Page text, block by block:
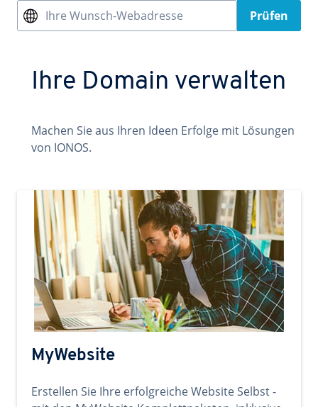
Ihre Wunsch-Webadresse Prüfen
Ihre Domain verwalten
Machen Sie aus Ihren Ideen Erfolge mit Lösungen
von IONOS.
MyWebsite
Erstellen Sie Ihre erfolgreiche Website Selbst -